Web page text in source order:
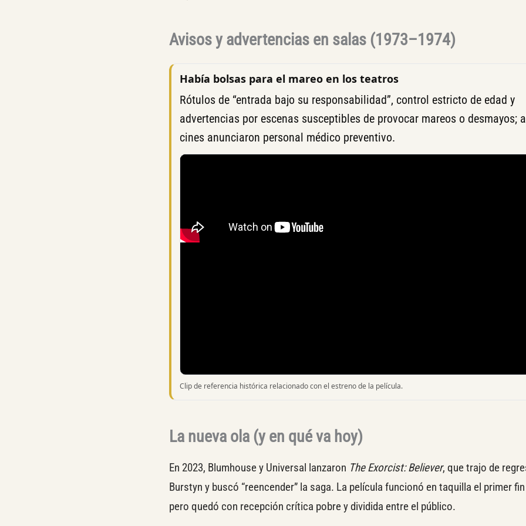
Avisos y advertencias en salas (1973–1974)
Había bolsas para el mareo en los teatros
Rótulos de “entrada bajo su responsabilidad”, control estricto de edad y
advertencias por escenas susceptibles de provocar mareos o desmayos;
cines anunciaron personal médico preventivo.
Clip de referencia histórica relacionado con el estreno de la película.
La nueva ola (y en qué va hoy)
En 2023, Blumhouse y Universal lanzaron The Exorcist: Believer, que trajo de
Burstyn y buscó “reencender” la saga. La película funcionó en taquilla el primer
pero quedó con recepción crítica pobre y dividida entre el público.